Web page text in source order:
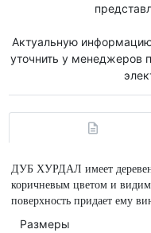
Актуальную
уточнить у менеджеров
ДУБ ХУРДАЛ имеет
коричневым цветом и
поверхность придает ему
Размеры